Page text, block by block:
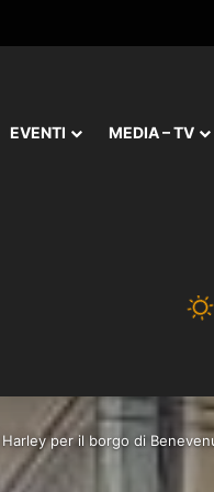
EVENTI MEDIA – TV
per il borgo di